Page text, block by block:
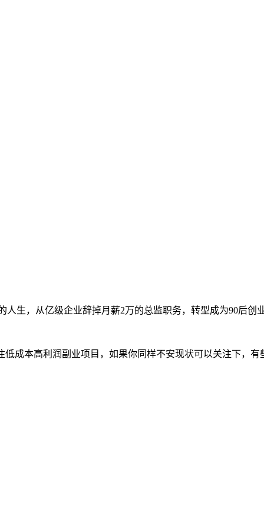
生，从亿级企业辞掉月薪2万的总监职务，转型成为90后创业
成本高利润副业项目，如果你同样不安现状可以关注下，有